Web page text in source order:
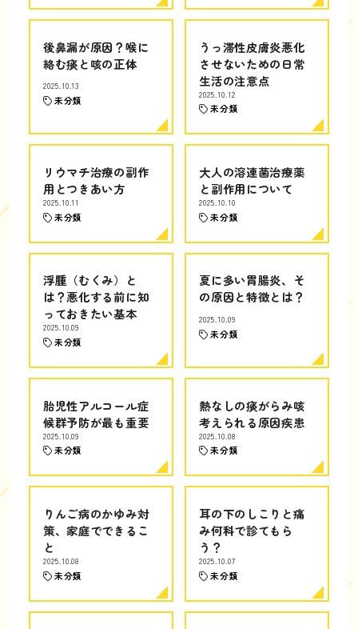
後鼻漏が原因？喉に
絡む痰と咳の正体
2025.10.13
未分類
うっ滞性皮膚炎悪化
させないための日常
生活の注意点
2025.10.12
未分類
リウマチ治療の副作
用とつきあい方
2025.10.11
未分類
大人の溶連菌治療薬
と副作用について
2025.10.10
未分類
浮腫（むくみ）と
は？悪化する前に知
っておきたい基本
2025.10.09
未分類
夏に多い胃腸炎、そ
の原因と特徴とは？
2025.10.09
未分類
胎児性アルコール症
候群予防が最も重要
2025.10.09
未分類
熱なしの痰がらみ咳
考えられる原因疾患
2025.10.08
未分類
りんご病のかゆみ対
策、家庭でできるこ
と
2025.10.08
未分類
耳の下のしこりと痛
み何科で診てもら
う？
2025.10.07
未分類